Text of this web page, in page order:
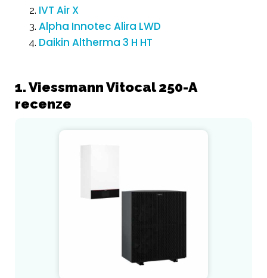
IVT Air X
Alpha Innotec Alira LWD
Daikin Altherma 3 H HT
1. Viessmann Vitocal 250-A
recenze